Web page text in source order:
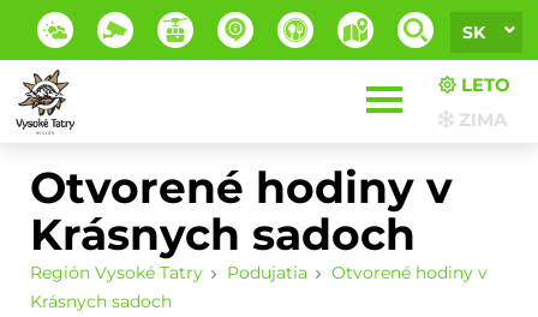
SK
LETO
ZIMA
Otvorené hodiny v
Krásnych sadoch
Región Vysoké Tatry Podujatia
Otvorené hodiny v
Krásnych sadoch